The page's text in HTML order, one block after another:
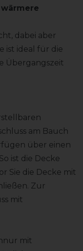
dabei aber
ist ideal für die
Übergangszeit
am Bauch
über einen
ist die Decke
Sie die Decke mit
Zur
mit
mit